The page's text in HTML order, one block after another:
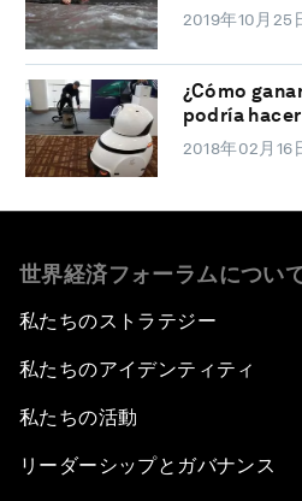
2019年10月25
¿Cómo
podría
2018年02月16
世界経済フォーラムについ
私たちのストラテジー
私たちのアイデンティティ
私たちの活動
リーダーシップとガバナンス